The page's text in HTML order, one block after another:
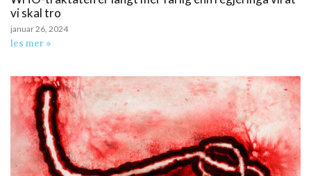
vi skal tro
januar 26, 2024
les mer »